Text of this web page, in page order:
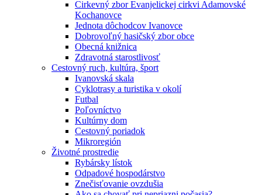
Cirkevný zbor Evanjelickej cirkvi Adamovské
Kochanovce
Jednota dôchodcov Ivanovce
Dobrovoľný hasičský zbor obce
Obecná knižnica
Zdravotná starostlivosť
Cestovný ruch, kultúra, šport
Ivanovská skala
Cyklotrasy a turistika v okolí
Futbal
Poľovníctvo
Kultúrny dom
Cestovný poriadok
Mikroregión
Životné prostredie
Rybársky lístok
Odpadové hospodárstvo
Znečisťovanie ovzdušia